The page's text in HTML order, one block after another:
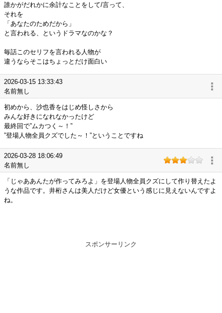
誰かがだれかに余計なことをして/言って、
それを
「あなたのためだから」
と言われる、というドラマなのかな？
毎話このセリフを言われる人物が
違うならそこはちょっとだけ面白い
2026-03-15 13:33:43
名前無し
初めから、沙也香をはじめ怪しさから
みんな好きになれなかったけど
最終回で”ムカつく～！”
”登場人物全員クズでした～！”ということですね
2026-03-28 18:06:49
名前無し
「じゃああんたが作ってみろよ」を登場人物全員クズにして作り替えたよ
うな作品です。井桁さんは美人だけど女優という感じに見えないんですよ
ね。
スポンサーリンク